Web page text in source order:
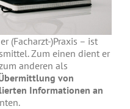
(Facharzt-)Praxis – ist
Zum einen dient er
anderen als
von
Informationen an